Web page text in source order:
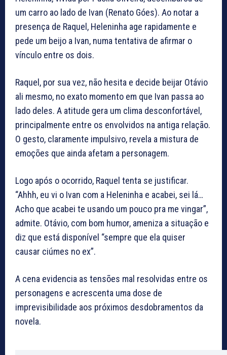
um carro ao lado de Ivan (Renato Góes). Ao notar a
presença de Raquel, Heleninha age rapidamente e
pede um beijo a Ivan, numa tentativa de afirmar o
vínculo entre os dois.
Raquel, por sua vez, não hesita e decide beijar Otávio
ali mesmo, no exato momento em que Ivan passa ao
lado deles. A atitude gera um clima desconfortável,
principalmente entre os envolvidos na antiga relação.
O gesto, claramente impulsivo, revela a mistura de
emoções que ainda afetam a personagem.
Logo após o ocorrido, Raquel tenta se justificar.
“Ahhh, eu vi o Ivan com a Heleninha e acabei, sei lá…
Acho que acabei te usando um pouco pra me vingar”,
admite. Otávio, com bom humor, ameniza a situação e
diz que está disponível “sempre que ela quiser
causar ciúmes no ex”.
A cena evidencia as tensões mal resolvidas entre os
personagens e acrescenta uma dose de
imprevisibilidade aos próximos desdobramentos da
novela.